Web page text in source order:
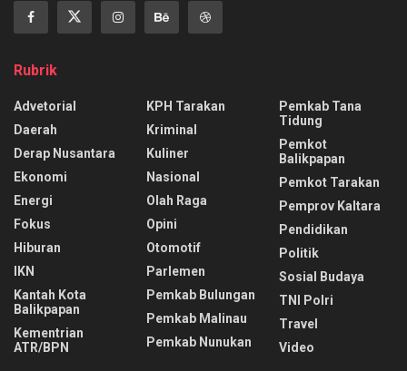
Rubrik
Advetorial
Daerah
Derap Nusantara
Ekonomi
Energi
Fokus
Hiburan
IKN
Kantah Kota
Balikpapan
Kementrian
ATR/BPN
KPH Tarakan
Kriminal
Kuliner
Nasional
Olah Raga
Opini
Otomotif
Parlemen
Pemkab Bulungan
Pemkab Malinau
Pemkab Nunukan
Pemkab Tana
Tidung
Pemkot
Balikpapan
Pemkot Tarakan
Pemprov Kaltara
Pendidikan
Politik
Sosial Budaya
TNI Polri
Travel
Video